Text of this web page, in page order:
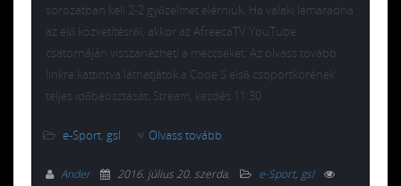
sorozatban kell 2-2 győzelmet elérniük. Ha valaki lemaradna
az elő közvetítésről, akkor az AfreecaTV YouTube
csatornáján visszanézheti a meccseket. Az olvass tovább
linkre kattintva láthatjátok a Code S első csoportkörének
teljes időbeosztását. Stream, kezdés 11:30
e-Sport, gsl Olvass tovább
Ander 2016. július 20. szerda. e-Sport, gsl